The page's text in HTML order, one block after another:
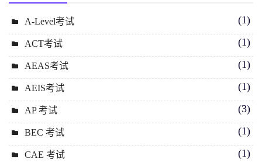
A-Level考试 (1)
ACT考试 (1)
AEAS考试 (1)
AEIS考试 (1)
AP 考试 (3)
BEC 考试 (1)
CAE 考试 (1)